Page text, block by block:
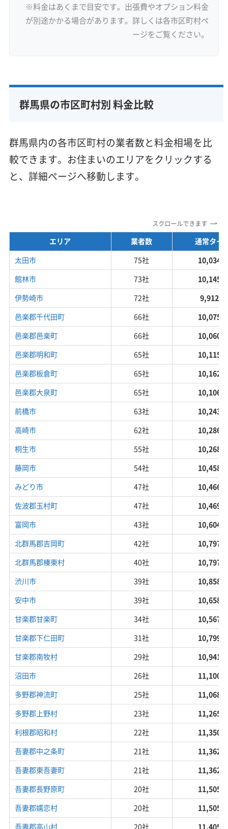
※料金はあくまで目安です。出張費やオプション料金
が別途かかる場合があります。詳しくは各市区町村ペ
ージをご覧ください。
群馬県の市区町村別 料金比較
群馬県内の各市区町村の業者数と料金相場を比
較できます。お住まいのエリアをクリックする
と、詳細ページへ移動します。
スクロールできます
エリア 業者数
通常タイ
太田市
75社
10,034円
館林市
73社
10,145円
伊勢崎市
72社
9,912円
邑楽郡千代田町
66社
10,075円
邑楽郡邑楽町
66社
10,060円
邑楽郡明和町
65社
10,115円
邑楽郡板倉町
65社
10,162円
邑楽郡大泉町
65社
10,106円
前橋市
63社
10,243円
高崎市
62社
10,286円
桐生市
55社
10,268円
藤岡市
54社
10,458円
みどり市
47社
10,466円
佐波郡玉村町
47社
10,469円
富岡市
43社
10,604円
北群馬郡吉岡町
42社
10,797円
北群馬郡榛東村
40社
10,797円
渋川市
39社
10,858円
安中市
39社
10,658円
甘楽郡甘楽町
34社
10,567円
甘楽郡下仁田町
31社
10,799円
甘楽郡南牧村
29社
10,941円
沼田市
26社
11,100円
多野郡神流町
25社
11,068円
多野郡上野村
23社
11,265円
利根郡昭和村
22社
11,350円
吾妻郡中之条町
21社
11,362円
吾妻郡東吾妻町
21社
11,362円
吾妻郡長野原町
20社
11,505円
吾妻郡嬬恋村
20社
11,505円
吾妻郡高山村
20社 11,405円